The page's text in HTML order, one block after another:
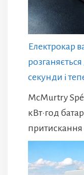
Електрокар
секунди і
McMurtry
кВт·год
притискання